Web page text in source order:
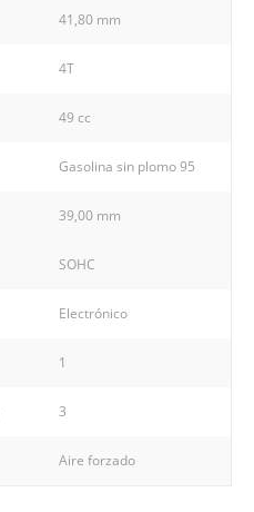
41,80 mm
4T
49 cc
Gasolina sin plomo 95
39,00 mm
SOHC
Electrónico
1
3
Aire forzado